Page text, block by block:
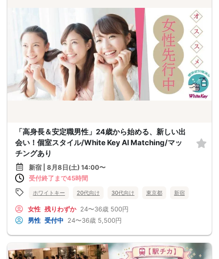
「高身長＆安定職男性」24歳から始める、新しい出
会い！個室スタイル/White Key AI Matching/マッ
チングあり
新宿 | 8月8日(土) 14:00〜
受付終了まで45時間
ホワイトキー 20代向け 30代向け 東京都 新宿
女性 残りわずか 24〜36歳 500円
男性 受付中 24〜36歳 5,500円